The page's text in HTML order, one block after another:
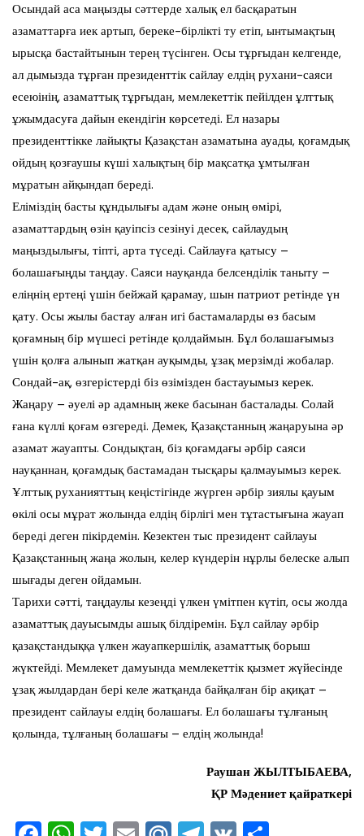
Осындай аса маңызды сәттерде халық ел басқаратын
азаматтарға иек артып, береке-бірлікті ту етіп, ынтымақтың
ырысқа бастайтынын терең түсінген. Осы тұрғыдан келгенде,
ал дымызда тұрған президенттік сайлау елдің рухани-саяси
есеюінің, азаматтық тұрғыдан, мемлекеттік пейілден ұлттық
ұжымдасуға дайын екендігін көрсетеді. Ел назары
президенттікке лайықты Қазақстан азаматына ауады, қоғамдық
ойдың қозғаушы күші халықтың бір мақсатқа ұмтылған
мұратын айқындап береді.
Еліміздің басты құндылығы адам және оның өмірі,
азаматтардың өзін қауіпсіз сезінуі десек, сайлаудың
маңыздылығы, тіпті, арта түседі. Сайлауға қатысу –
болашағыңды таңдау. Саяси науқанда белсенділік таныту –
еліңнің ертеңі үшін бейжай қарамау, шын патриот ретінде үн
қату. Осы жылы бастау алған игі бастамаларды өз басым
қоғамның бір мүшесі ретінде қолдаймын. Бұл болашағымыз
үшін қолға алынып жатқан ауқымды, ұзақ мерзімді жобалар.
Сондай-ақ, өзгерістерді біз өзімізден бастауымыз керек.
Жаңару – әуелі әр адамның жеке басынан басталады. Солай
ғана күллі қоғам өзгереді. Демек, Қазақстанның жаңаруына әр
азамат жауапты. Сондықтан, біз қоғамдағы әрбір саяси
науқаннан, қоғамдық бастамадан тысқары қалмауымыз керек.
Ұлттық руханияттың кеңістігінде жүрген әрбір зиялы қауым
өкілі осы мұрат жолында елдің бірлігі мен тұтастығына жауап
береді деген пікірдемін. Кезектен тыс президент сайлауы
Қазақстанның жаңа жолын, келер күндерін нұрлы белеске алып
шығады деген ойдамын.
Тарихи сәтті, таңдаулы кезеңді үлкен үмітпен күтіп, осы жолда
азаматтық дауысымды ашық білдіремін. Бұл сайлау әрбір
қазақстандыққа үлкен жауапкершілік, азаматтық борыш
жүктейді. Мемлекет дамуында мемлекеттік қызмет жүйесінде
ұзақ жылдардан бері келе жатқанда байқалған бір ақиқат –
президент сайлауы елдің болашағы. Ел болашағы тұлғаның
қолында, тұлғаның болашағы – елдің жолында!
Раушан ЖЫЛТЫБАЕВА,
ҚР Мәдениет қайраткері